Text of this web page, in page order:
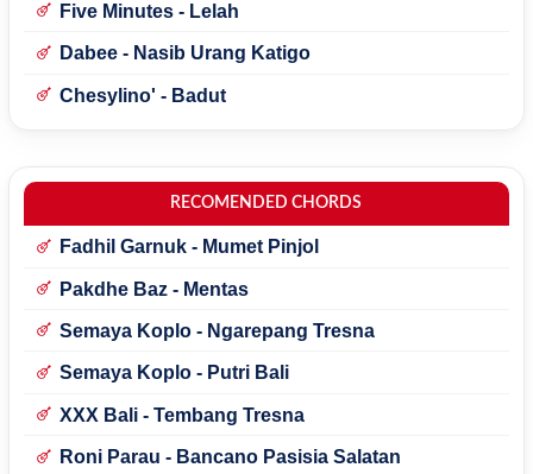
Five Minutes - Lelah
Dabee - Nasib Urang Katigo
Chesylino' - Badut
RECOMENDED CHORDS
Fadhil Garnuk - Mumet Pinjol
Pakdhe Baz - Mentas
Semaya Koplo - Ngarepang Tresna
Semaya Koplo - Putri Bali
XXX Bali - Tembang Tresna
Roni Parau - Bancano Pasisia Salatan